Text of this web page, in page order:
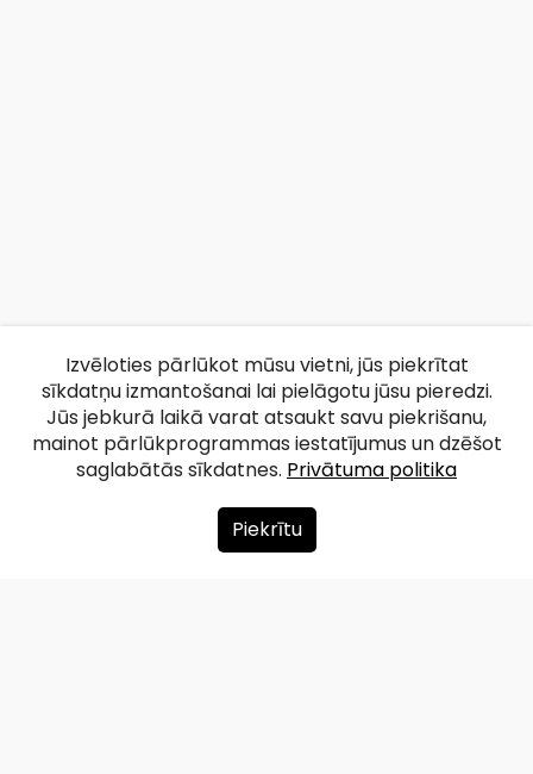
Par mums
Izvēloties pārlūkot mūsu vietni, jūs piekrītat
sīkdatņu izmantošanai lai pielāgotu jūsu pieredzi.
Jūs jebkurā laikā varat atsaukt savu piekrišanu,
mainot pārlūkprogrammas iestatījumus un dzēšot
saglabātās sīkdatnes. Privātuma politika
Piekrītu